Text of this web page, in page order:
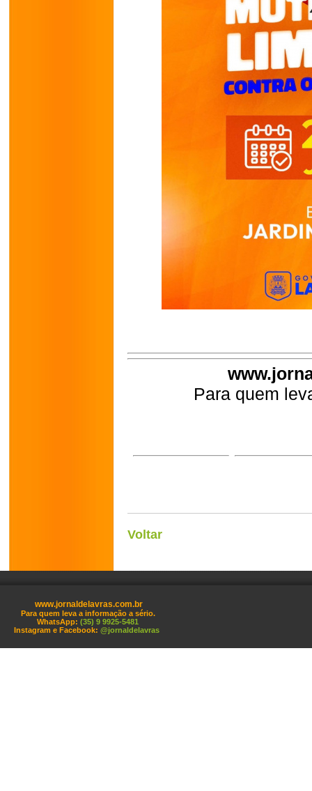
Para quem
Voltar
www.jornaldelavras.com.br
Para quem leva a informação a sério.
WhatsApp: (35) 9 9925-5481
Instagram e Facebook: @jornaldelavras